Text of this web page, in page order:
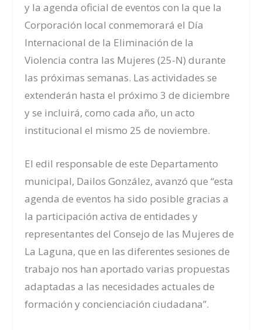
y la agenda oficial de eventos con la que la
Corporación local conmemorará el Día
Internacional de la Eliminación de la
Violencia contra las Mujeres (25-N) durante
las próximas semanas. Las actividades se
extenderán hasta el próximo 3 de diciembre
y se incluirá, como cada año, un acto
institucional el mismo 25 de noviembre.
El edil responsable de este Departamento
municipal, Dailos González, avanzó que “esta
agenda de eventos ha sido posible gracias a
la participación activa de entidades y
representantes del Consejo de las Mujeres de
La Laguna, que en las diferentes sesiones de
trabajo nos han aportado varias propuestas
adaptadas a las necesidades actuales de
formación y concienciación ciudadana”.